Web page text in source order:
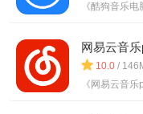
《酷狗音乐
网易云音
10.0 /
《网易云音